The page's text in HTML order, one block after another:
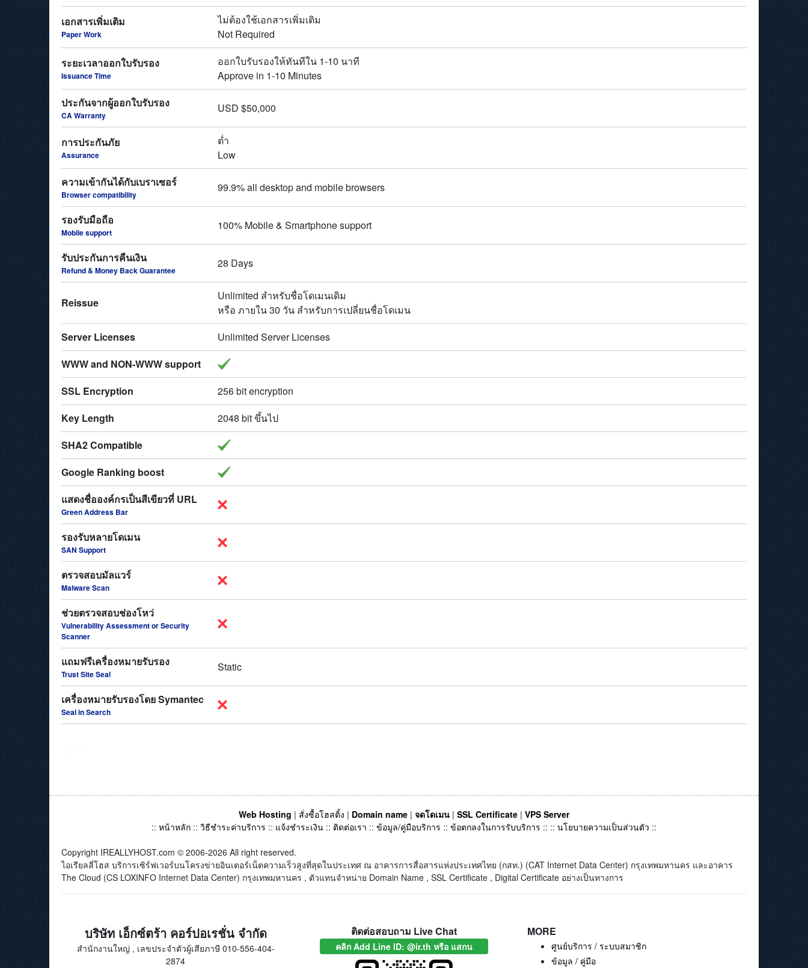
เอกสารเพิ่มเติม
Paper Work
ไม่ต้องใช้เอกสารเพิ่มเติม
Not Required
ระยะเวลาออกใบรับรอง
Issuance Time
ออกใบรับรองให้ทันทีใน 1-10 นาที
Approve in 1-10 Minutes
ประกันจากผู้ออกใบรับรอง
CA Warranty
USD $50,000
การประกันภัย
Assurance
ต่ำ
Low
ความเข้ากันได้กับเบราเซอร์
Browser compatibility
99.9% all desktop and mobile browsers
รองรับมือถือ
Mobile support
100% Mobile & Smartphone support
รับประกันการคืนเงิน
Refund & Money Back Guarantee
28 Days
Reissue
Unlimited สำหรับชื่อโดเมนเดิม
หรือ ภายใน 30 วัน สำหรับการเปลี่ยนชื่อโดเมน
Server Licenses
Unlimited Server Licenses
WWW and NON-WWW support
SSL Encryption
256 bit encryption
Key Length
2048 bit ขึ้นไป
SHA2 Compatible
Google Ranking boost
แสดงชื่อองค์กรเป็นสีเขียวที่ URL
Green Address Bar
รองรับหลายโดเมน
SAN Support
ตรวจสอบมัลแวร์
Malware Scan
ช่วยตรวจสอบช่องโหว่
Vulnerability Assessment or Security
Scanner
แถมฟรีเครื่องหมายรับรอง
Trust Site Seal
Static
เครื่องหมายรับรองโดย Symantec
Seal in Search
Web Hosting | สั่งซื้อโฮสติ้ง | Domain name | จดโดเมน | SSL Certificate | VPS Server
:: หน้าหลัก :: วิธีชำระค่าบริการ :: แจ้งชำระเงิน :: ติดต่อเรา :: ข้อมูล/คู่มือบริการ :: ข้อตกลงในการรับบริการ :: :: นโยบายความเป็นส่วนตัว ::
Copyright IREALLYHOST.com © 2006-2026 All right reserved.
ไอเรียลลี่โฮส บริการเซิร์ฟเวอร์บนโครงข่ายอินเตอร์เน็ตความเร็วสูงที่สุดในประเทศ ณ อาคารการสื่อสารแห่งประเทศไทย (กสท.) (CAT Internet Data Center) กรุงเทพมหานคร และอาคาร
The Cloud (CS LOXINFO Internet Data Center) กรุงเทพมหานคร , ตัวแทนจำหน่าย Domain Name , SSL Certificate , Digital Certificate อย่างเป็นทางการ
บริษัท เอ็กซ์ตร้า คอร์ปอเรชั่น จำกัด
สำนักงานใหญ่ , เลขประจำตัวผู้เสียภาษี 010-556-404-
2874
ติดต่อสอบถาม Live Chat
คลิก Add Line ID: @ir.th หรือ แสกน
MORE
ศูนย์บริการ / ระบบสมาชิก
ข้อมูล / คู่มือ